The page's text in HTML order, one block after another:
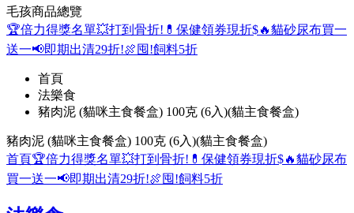
毛孩商品總覽
🏆倍力得獎名單💥打到骨折! 💊保健領券現折$🔥貓砂尿布買一
送一📢即期出清29折!🍖囤!飼料5折
首頁
法樂食
豬肉泥 (貓咪主食餐盒) 100克 (6入)(貓主食餐盒)
豬肉泥 (貓咪主食餐盒) 100克 (6入)(貓主食餐盒)
首頁🏆倍力得獎名單💥打到骨折! 💊保健領券現折$🔥貓砂尿布
買一送一📢即期出清29折!🍖囤!飼料5折